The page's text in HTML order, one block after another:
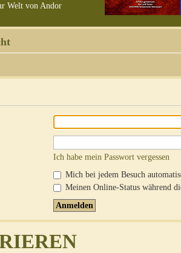
Welt von Andor
Ich habe mein Passwort vergessen
Mich bei jedem Besuch
Meinen Online-Status während